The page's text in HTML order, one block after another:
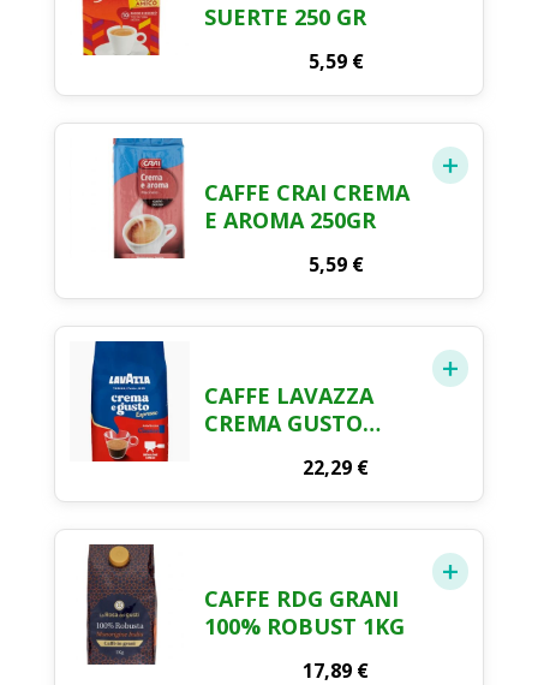
SUERTE 250 GR
5,59 €
CAFFE CRAI CREMA
E AROMA 250GR
5,59 €
CAFFE LAVAZZA
CREMA GUSTO
22,29 €
CAFFE RDG GRANI
100% ROBUST 1KG
17,89 €